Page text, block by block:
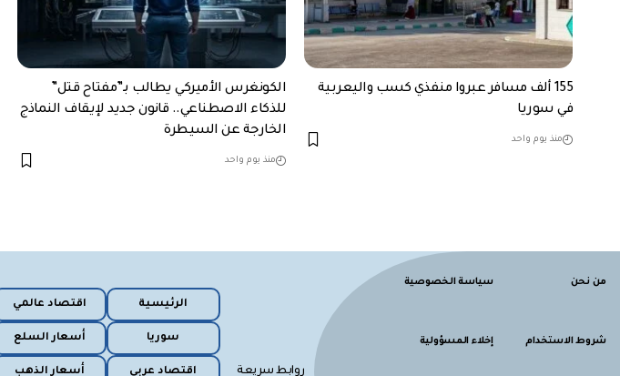
155 ألف مسافر عبروا منفذي كسب واليعربية
في سوريا
منذ يوم واحد
الكونغرس الأميركي يطالب بـ”مفتاح قتل”
للذكاء الاصطناعي.. قانون جديد لإيقاف النماذج
الخارجة عن السيطرة
منذ يوم واحد
من نحن سياسة الخصوصية
شروط الاستخدام إخلاء المسؤولية
روابط سريعة
الرئيسية اقتصاد عالمي
سوريا أسعار السلع
اقتصاد عربي أسعار الذهب